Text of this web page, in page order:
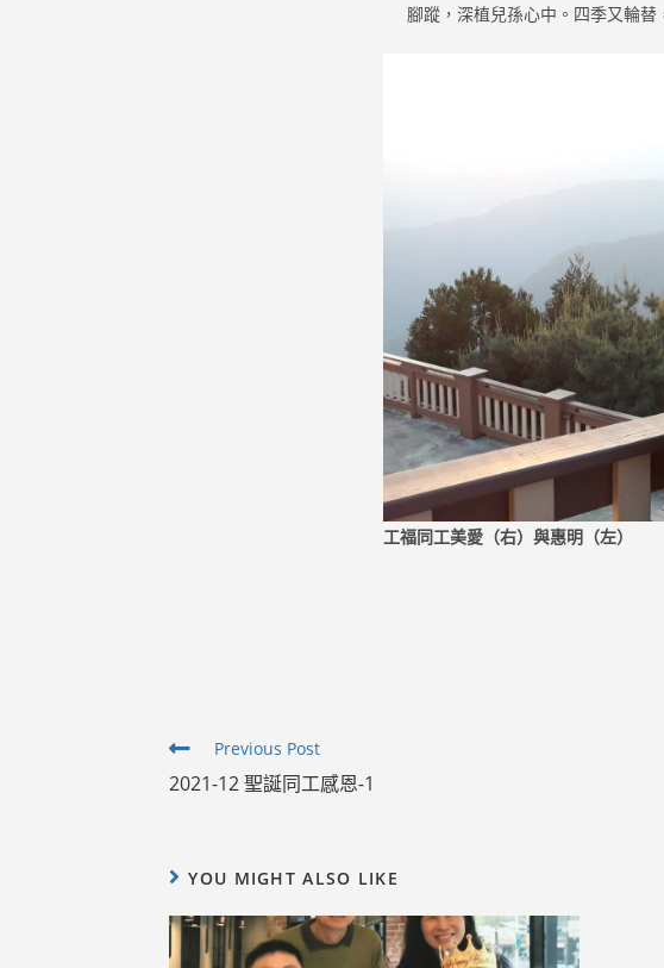
腳蹤，深植兒孫心中。四季又輪
工福同工美愛（右）與惠明（左）
Read
articles
Previous Post
2021-12 聖誕同工感恩-1
YOU MIGHT ALSO LIKE